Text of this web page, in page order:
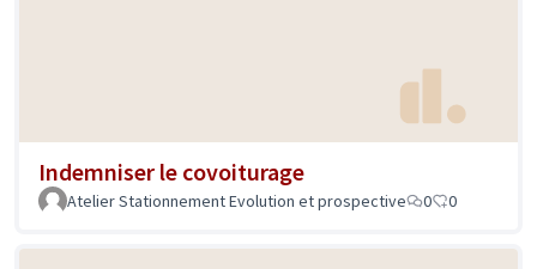
Indemniser le covoiturage
Atelier Stationnement Evolution et prospective 0 0